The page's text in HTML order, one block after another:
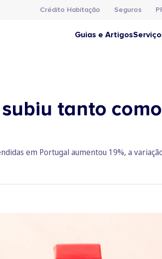
Crédito Habitação Seguros
Guias e Artigos
tanto
em Portugal aumentou 19%, a